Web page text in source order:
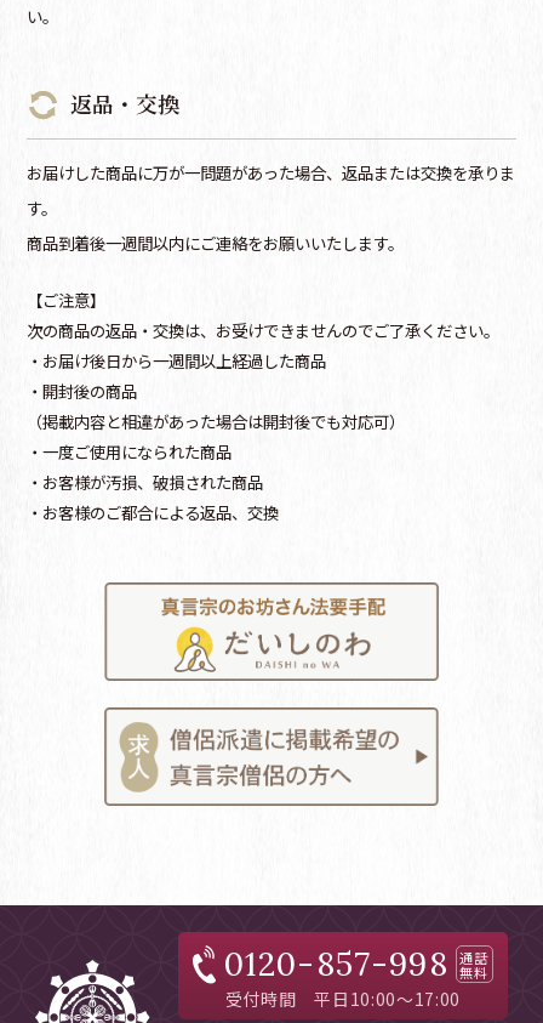
い。
返品・交換
お届けした商品に万が一問題があった場合、返品または交換を承りま
す。
商品到着後一週間以内にご連絡をお願いいたします。
【ご注意】
次の商品の返品・交換は、お受けできませんのでご了承ください。
・お届け後日から一週間以上経過した商品
・開封後の商品
（掲載内容と相違があった場合は開封後でも対応可）
・一度ご使用になられた商品
・お客様が汚損、破損された商品
・お客様のご都合による返品、交換
0120-857-998 通話
無料
受付時間 平日10:00～17:00